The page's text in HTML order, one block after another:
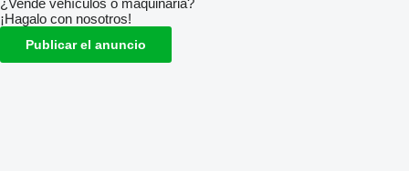
¿Vende vehículos o maquinaria?
¡Hagalo con nosotros!
Publicar el anuncio